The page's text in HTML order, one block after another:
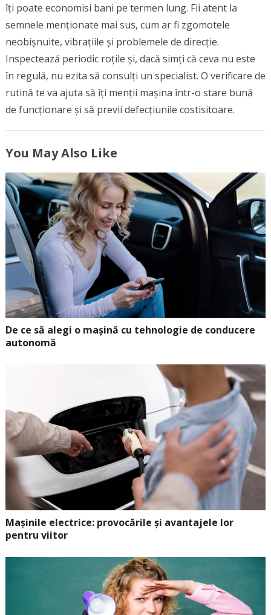
îți poate economisi bani pe termen lung. Fii atent la
semnele menționate mai sus, cum ar fi zgomotele
neobișnuite, vibrațiile și problemele de direcție.
Inspectează periodic roțile și, dacă simți că ceva nu este
în regulă, nu ezita să consulți un specialist. O verificare de
rutină te va ajuta să îți menții mașina într-o stare bună
de funcționare și să previi defecțiunile costisitoare.
You May Also Like
De ce să alegi o mașină cu tehnologie de conducere
autonomă
Mașinile electrice: provocările și avantajele lor
pentru viitor